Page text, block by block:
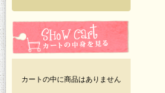
カートの中に商品はありません